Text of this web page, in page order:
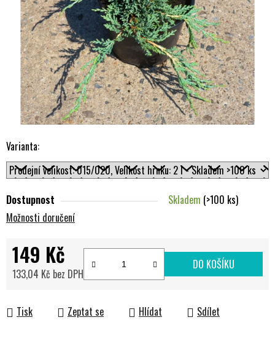
Varianta:
Dostupnost Skladem (>100 ks)
Možnosti doručení
149 Kč
133,04 Kč bez DPH
DO KOŠÍKU
Tisk Zeptat se Hlídat Sdílet